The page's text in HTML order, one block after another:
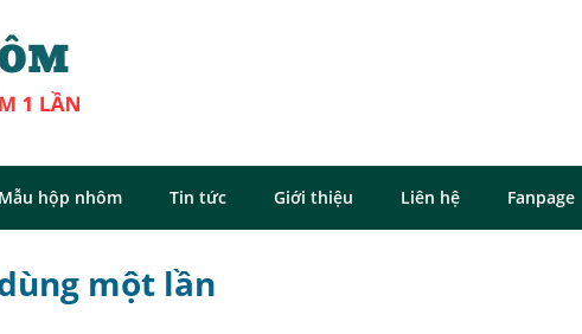
Mẫu hộp nhôm Tin tức Giới thiệu Liên hệ Fanpage
một lần